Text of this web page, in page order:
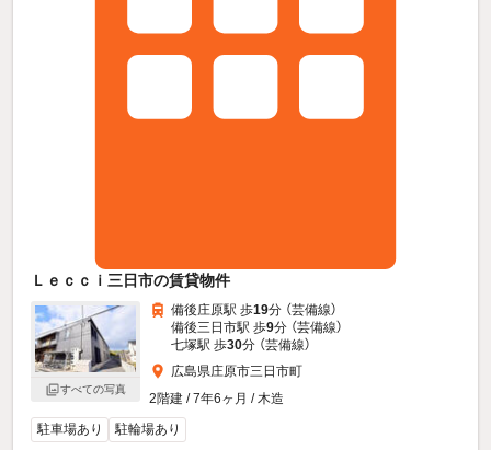
Ｌｅｃｃｉ三日市の賃貸物件
すべての写真
備後庄原駅 歩19分 （芸備線）
備後三日市駅 歩9分 （芸備線）
七塚駅 歩30分 （芸備線）
広島県庄原市三日市町
2階建 / 7年6ヶ月 / 木造
駐車場あり
駐輪場あり